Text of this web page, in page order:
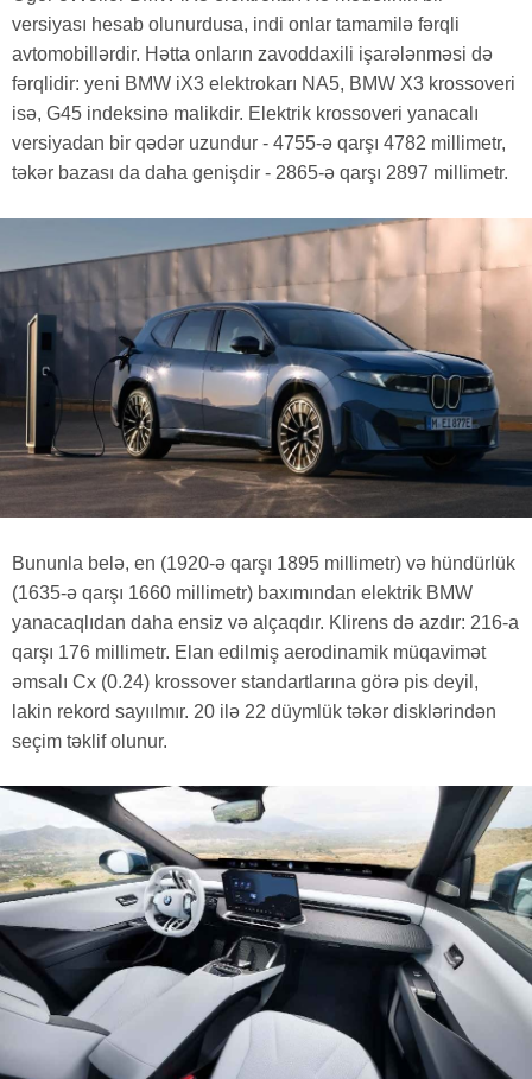
versiyası hesab olunurdusa, indi onlar tamamilə fərqli
avtomobillərdir. Hətta onların zavoddaxili işarələnməsi də
fərqlidir: yeni BMW iX3 elektrokarı NA5, BMW X3 krossoveri
isə, G45 indeksinə malikdir. Elektrik krossoveri yanacalı
versiyadan bir qədər uzundur - 4755-ə qarşı 4782 millimetr,
təkər bazası da daha genişdir - 2865-ə qarşı 2897 millimetr.
Bununla belə, en (1920-ə qarşı 1895 millimetr) və hündürlük
(1635-ə qarşı 1660 millimetr) baxımından elektrik BMW
yanacaqlıdan daha ensiz və alçaqdır. Klirens də azdır: 216-a
qarşı 176 millimetr. Elan edilmiş aerodinamik müqavimət
əmsalı Cx (0.24) krossover standartlarına görə pis deyil,
lakin rekord sayıılmır. 20 ilə 22 düymlük təkər disklərindən
seçim təklif olunur.